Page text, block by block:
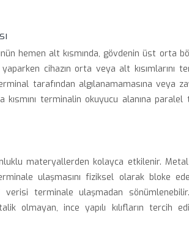
hemen alt kısmında, gövdenin üst orta
cihazın orta veya alt kısımlarını
tarafından algılanamamasına veya
terminalin okuyucu alanına paralel
materyallerden kolayca etkilenir.
ulaşmasını fiziksel olarak bloke
verisi terminale ulaşmadan
olmayan, ince yapılı kılıfların tercih